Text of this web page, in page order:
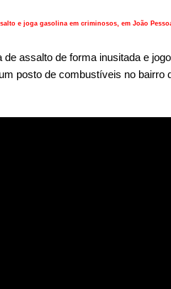
e joga gasolina em criminosos, em João
assalto de forma inusitada e
posto de combustíveis no bairro